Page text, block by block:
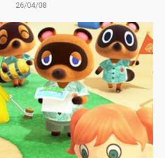
26/04/08